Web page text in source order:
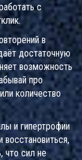
с
в
достаточную
возможность
про
количество
и гипертрофии
что сил не